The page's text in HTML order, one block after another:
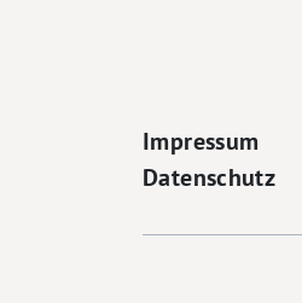
Footer
Impressum
Datenschutz